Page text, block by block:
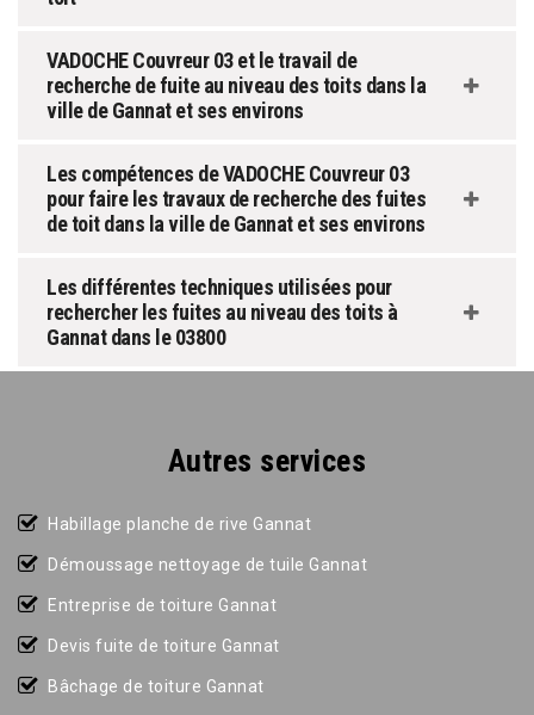
VADOCHE Couvreur 03 et le travail de
recherche de fuite au niveau des toits dans la
ville de Gannat et ses environs
Les compétences de VADOCHE Couvreur 03
pour faire les travaux de recherche des fuites
de toit dans la ville de Gannat et ses environs
Les différentes techniques utilisées pour
rechercher les fuites au niveau des toits à
Gannat dans le 03800
Autres services
Habillage planche de rive Gannat
Démoussage nettoyage de tuile Gannat
Entreprise de toiture Gannat
Devis fuite de toiture Gannat
Bâchage de toiture Gannat